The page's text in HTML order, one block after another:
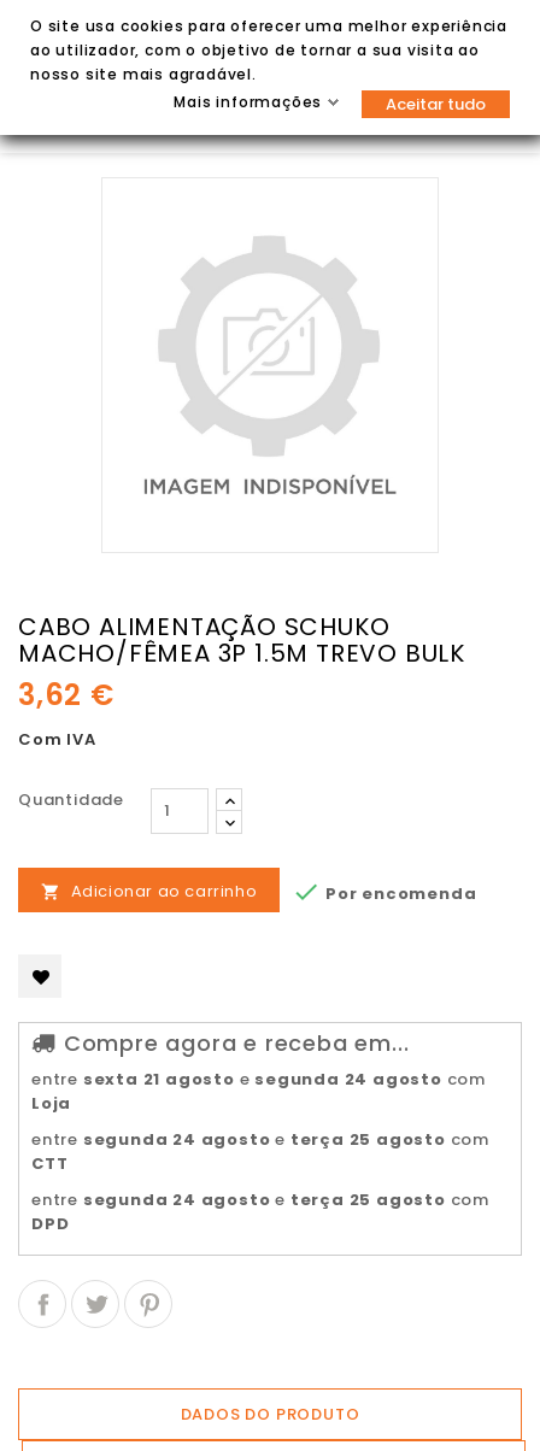

CABO ALIMENTAÇÃO SCHUKO
MACHO/FÊMEA 3P 1.5M TREVO BULK
3,62 €
Com IVA
Quantidade
 Adicionar ao carrinho  Por encomenda
Compre agora e receba em...
entre sexta 21 agosto e segunda 24 agosto com
Loja
entre segunda 24 agosto e terça 25 agosto com
CTT
entre segunda 24 agosto e terça 25 agosto com
DPD
DADOS DO PRODUTO
O site usa cookies para oferecer uma melhor experiência
ao utilizador, com o objetivo de tornar a sua visita ao
nosso site mais agradável.
Mais informações
Aceitar tudo